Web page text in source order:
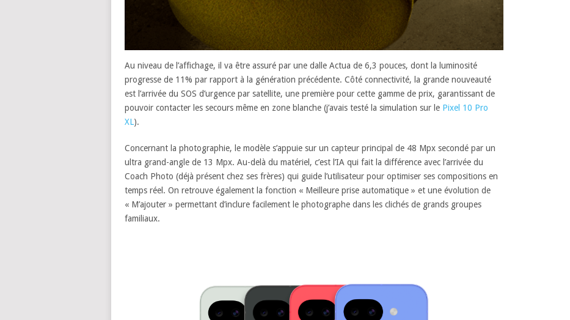
Au niveau de l’affichage, il va être assuré par une dalle Actua de 6,3 pouces, dont la luminosité
progresse de 11% par rapport à la génération précédente. Côté connectivité, la grande nouveauté
est l’arrivée du SOS d’urgence par satellite, une première pour cette gamme de prix, garantissant de
pouvoir contacter les secours même en zone blanche (j’avais testé la simulation sur le Pixel 10 Pro
XL).
Concernant la photographie, le modèle s’appuie sur un capteur principal de 48 Mpx secondé par un
ultra grand-angle de 13 Mpx. Au-delà du matériel, c’est l’IA qui fait la différence avec l’arrivée du
Coach Photo (déjà présent chez ses frères) qui guide l’utilisateur pour optimiser ses compositions en
temps réel. On retrouve également la fonction « Meilleure prise automatique » et une évolution de
« M’ajouter » permettant d’inclure facilement le photographe dans les clichés de grands groupes
familiaux.